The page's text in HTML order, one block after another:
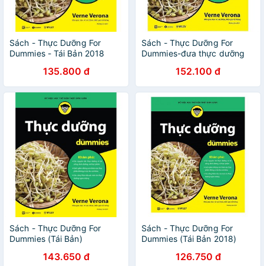
Sách - Thực Dưỡng For
Dummies - Tái Bản 2018
135.800 đ
Sách - Thực Dưỡng For
Dummies-đưa thực dưỡng
152.100 đ
Sách - Thực Dưỡng For
Dummies (Tái Bản)
143.650 đ
Sách - Thực Dưỡng For
Dummies (Tái Bản 2018)
126.750 đ